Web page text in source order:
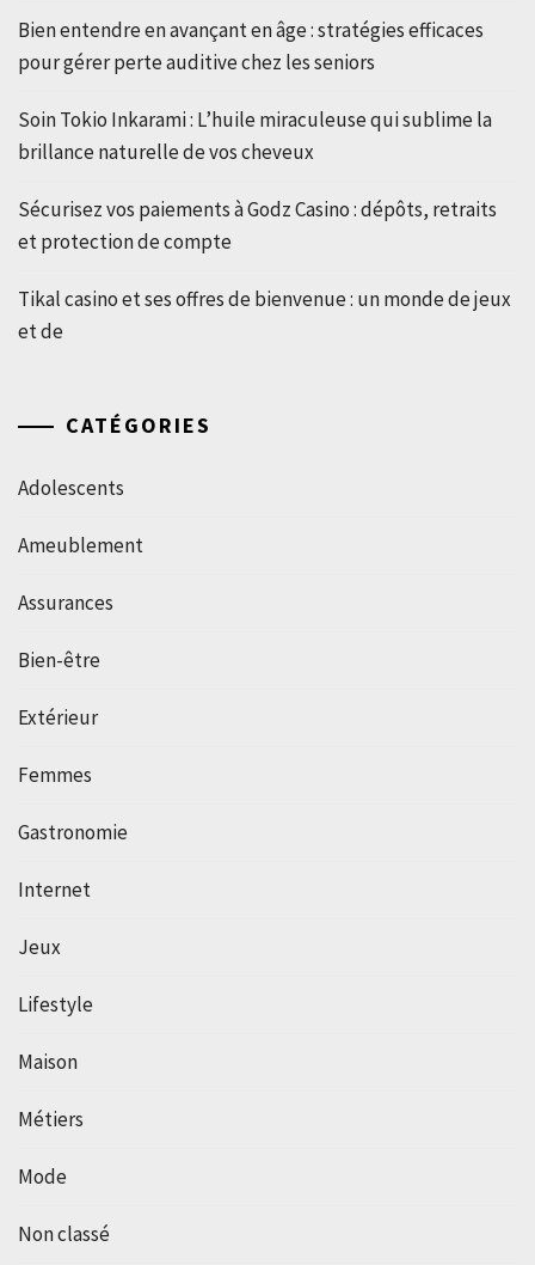
Bien entendre en avançant en âge : stratégies efficaces
pour gérer perte auditive chez les seniors
Soin Tokio Inkarami : L’huile miraculeuse qui sublime la
brillance naturelle de vos cheveux
Sécurisez vos paiements à Godz Casino : dépôts, retraits
et protection de compte
Tikal casino et ses offres de bienvenue : un monde de jeux
et de
CATÉGORIES
Adolescents
Ameublement
Assurances
Bien-être
Extérieur
Femmes
Gastronomie
Internet
Jeux
Lifestyle
Maison
Métiers
Mode
Non classé